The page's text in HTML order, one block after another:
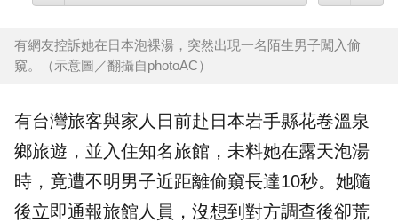
有網友控訴她在日本泡裸湯，突然出現一名陌生男子闖入偷
窺。（示意圖／翻攝自photoAC）
有台灣旅客與家人日前赴 日本岩手縣花卷溫泉
鄉旅遊 ，並入住知名旅館，未料她在露天泡湯
時，竟遭不明男子近距離偷窺長達10秒。她隨
後立即通報旅館人員，沒想到對方調查後卻荒